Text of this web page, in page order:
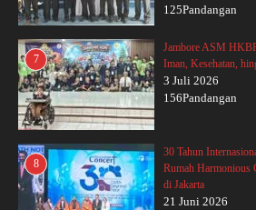
125Pandangan
7
Jambore ASM
Iman, Kesehatan,
3 Juli 2026
156Pandangan
8
30 Tahun
Rumah Harmonious
di Jakarta
21 Juni 2026